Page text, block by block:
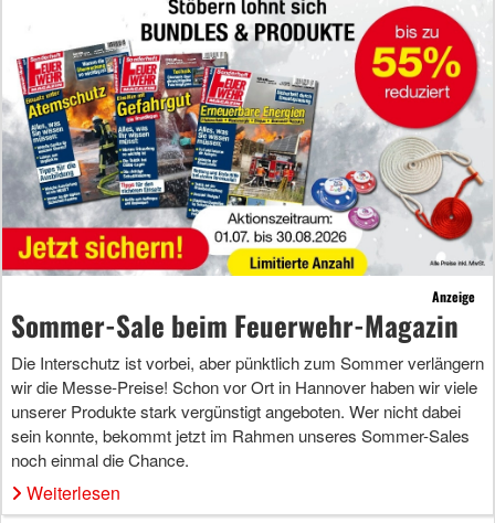
Anzeige
Sommer-Sale beim Feuerwehr-Magazin
Die Interschutz ist vorbei, aber pünktlich zum Sommer verlängern
wir die Messe-Preise! Schon vor Ort in Hannover haben wir viele
unserer Produkte stark vergünstigt angeboten. Wer nicht dabei
sein konnte, bekommt jetzt im Rahmen unseres Sommer-Sales
noch einmal die Chance.
Weiterlesen